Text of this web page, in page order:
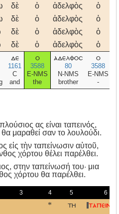
δὲ ὁ ἀδελφὸς ὁ
δὲ ὁ ἀδελφὸς ὁ
δὲ ὁ ἀδελφὸς ὁ
δὲ ὁ ἀδελφὸς ὁ
δε
1161
C
and
ο
3588
E-NMS
the
αδελφοσ
80
N-NMS
brother
ο
3588
E-NMS
-
ας είναι ταπεινός,
θα μαραθεί σαν το λουλούδι.
εἰς τὴν ταπείνωσιν αὑτοῦ,
χόρτου θέλει παρέλθει.
στην ταπείνωσή του· μια
χόρτου θα παρέλθει.
3 4 5 6
* τη